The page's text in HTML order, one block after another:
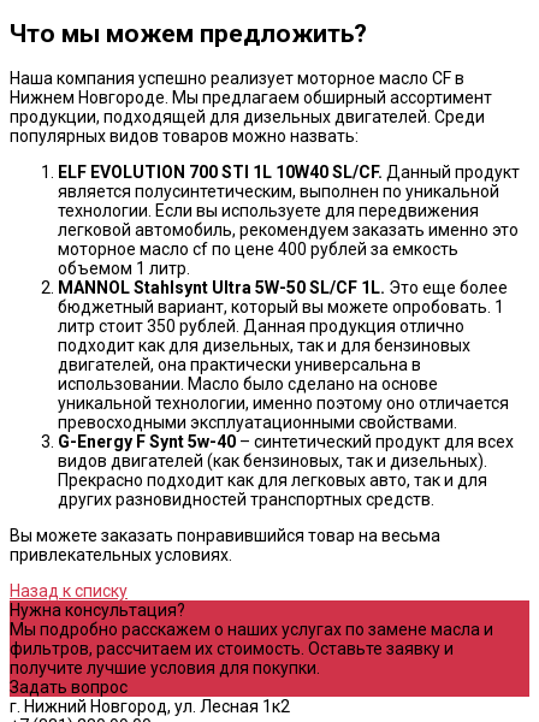
Что мы можем предложить?
Наша компания успешно реализует моторное масло CF в
Нижнем Новгороде. Мы предлагаем обширный ассортимент
продукции, подходящей для дизельных двигателей. Среди
популярных видов товаров можно назвать:
ELF EVOLUTION 700 STI 1L 10W40 SL/CF. Данный продукт
является полусинтетическим, выполнен по уникальной
технологии. Если вы используете для передвижения
легковой автомобиль, рекомендуем заказать именно это
моторное масло cf по цене 400 рублей за емкость
объемом 1 литр.
MANNOL Stahlsynt Ultra 5W-50 SL/CF 1L. Это еще более
бюджетный вариант, который вы можете опробовать. 1
литр стоит 350 рублей. Данная продукция отлично
подходит как для дизельных, так и для бензиновых
двигателей, она практически универсальна в
использовании. Масло было сделано на основе
уникальной технологии, именно поэтому оно отличается
превосходными эксплуатационными свойствами.
G-Energy F Synt 5w-40 – синтетический продукт для всех
видов двигателей (как бензиновых, так и дизельных).
Прекрасно подходит как для легковых авто, так и для
других разновидностей транспортных средств.
Вы можете заказать понравившийся товар на весьма
привлекательных условиях.
Назад к списку
Нужна консультация?
Мы подробно расскажем о наших услугах по замене масла и
фильтров, рассчитаем их стоимость. Оставьте заявку и
получите лучшие условия для покупки.
Задать вопрос
г. Нижний Новгород, ул. Лесная 1к2